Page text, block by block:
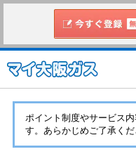
ポイント制度やサービス
す。あらかじめご了承くだ